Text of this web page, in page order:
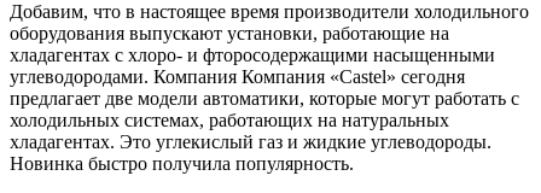
Добавим, что в настоящее время производители холодильного
оборудования выпускают установки, работающие на
хладагентах с хлоро- и фторосодержащими насыщенными
углеводородами. Компания Компания «Castel» сегодня
предлагает две модели автоматики, которые могут работать с
холодильных системах, работающих на натуральных
хладагентах. Это углекислый газ и жидкие углеводороды.
Новинка быстро получила популярность.